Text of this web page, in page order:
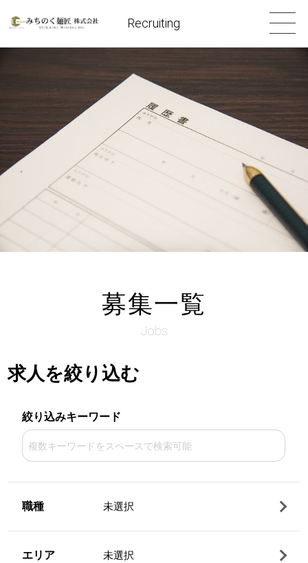
Recruiting
募集一覧
Jobs
求人を絞り込む
絞り込みキーワード
職種 未選択
エリア 未選択